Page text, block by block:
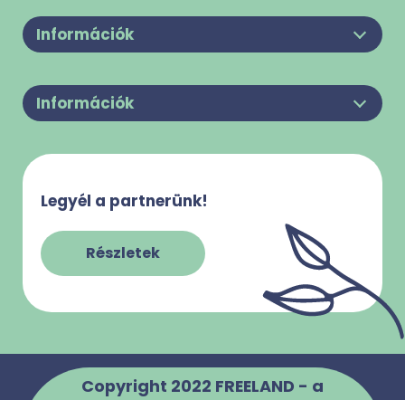
Információk
Felhasználási feltételek
Adatkezelési Tájékoztató
Süti használattal kapcsolatos tájékoztató
Szabályzatok
Információk
Gy.I.K.
Legyél a partnerünk!
Részletek
Copyright 2022 FREELAND - a